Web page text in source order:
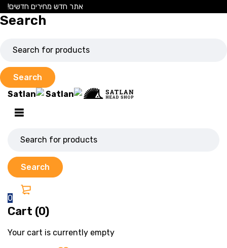
אתר חדש מחירים חדשים!
Search
0
Cart (0)
Your cart is currently empty